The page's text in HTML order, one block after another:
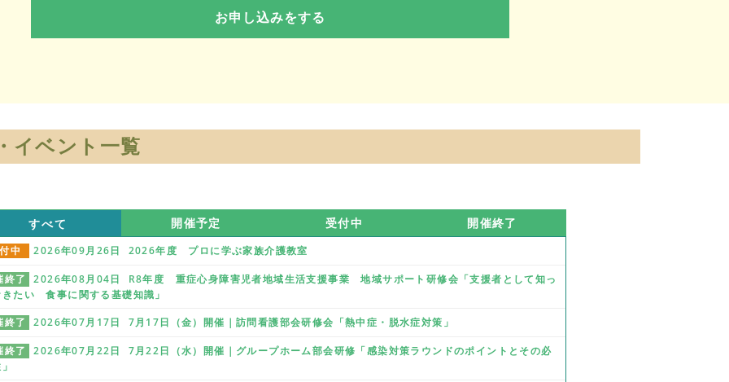
イベント一覧
すべて 開催予定 受付中 開催終了
中 2026年09月26日 2026年度 プロに学ぶ家族介護教室
終了
2026年08月04日 R8年度 重症心身障害児者地域生活支援事業 地域サポート研修会「支援者として知っ
きたい 食事に関する基礎知識」
終了 2026年07月17日 7月17日（金）開催｜訪問看護部会研修会「熱中症・脱水症対策」
終了
2026年07月22日 7月22日（水）開催｜グループホーム部会研修「感染対策ラウンドのポイントとその必